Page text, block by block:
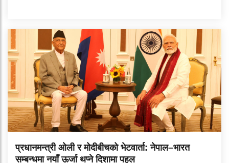
प्रधानमन्त्री ओली र मोदीबीचको भेटवार्ता: नेपाल–भारत
सम्बन्धमा नयाँ ऊर्जा थप्ने दिशामा पहल